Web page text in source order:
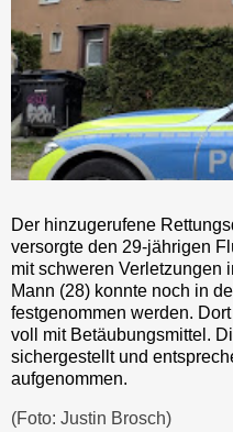
Der hinzugerufene
versorgte den 29-jährigen
mit schweren Verletzungen
Mann (28) konnte noch in
festgenommen werden.
voll mit Betäubungsmittel.
sichergestellt und
aufgenommen.
(Foto: Justin Brosch)